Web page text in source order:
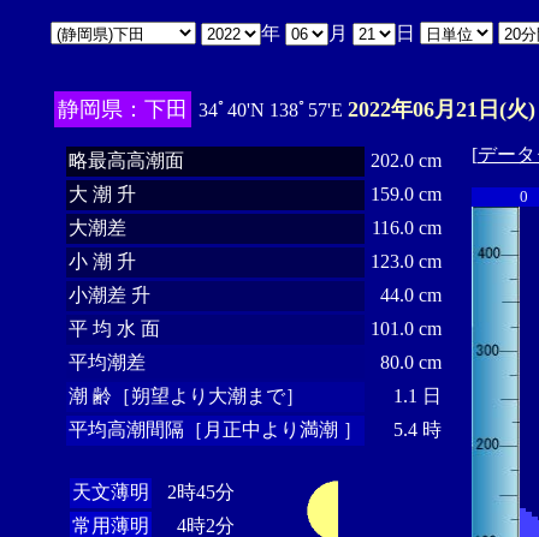
年 月 日
静岡県：下田 34ﾟ40'N 138ﾟ57'E 2022年06月21日(火)
略最高高潮面
202.0 cm
大 潮 升
159.0 cm
大潮差
116.0 cm
小 潮 升
123.0 cm
小潮差 升
44.0 cm
平 均 水 面
101.0 cm
平均潮差
80.0 cm
潮 齢［朔望より大潮まで］
1.1 日
平均高潮間隔［月正中より満潮 ］
5.4 時
天文薄明
2時45分
常用薄明
4時2分
[デー
0